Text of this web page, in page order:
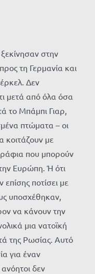
στην
τη Γερμανία και
Δεν
μετά από όλα όσα
το Μπάμπι Γιαρ,
πτώματα – οι
κοιτάζουν με
που μπορούν
Ευρώπη. Ή ότι
επίσης ποτίσει με
υποσχέθηκαν,
να κάνουν την
μια νατοϊκή
της Ρωσίας. Αυτό
για έναν
ανόητοι δεν